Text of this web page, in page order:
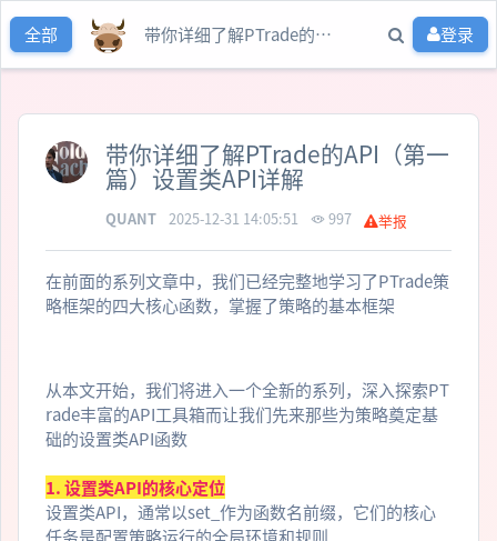
全部 带你详细了解PTrade的API（第一篇）设置类API详解 登录
带你详细了解PTrade的API（第一
篇）设置类API详解
QUANT 2025-12-31 14:05:51 997 举报
在前面的系列文章中，我们已经完整地学习了PTrade策
略框架的四大核心函数，掌握了策略的基本框架
从本文开始，我们将进入一个全新的系列，深入探索PT
rade丰富的API工具箱而让我们先来那些为策略奠定基
础的设置类API函数
1. 设置类API的核心定位
设置类API，通常以set_作为函数名前缀，它们的核心
任务是配置策略运行的全局环境和规则